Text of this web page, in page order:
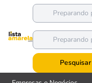
Pesquisar